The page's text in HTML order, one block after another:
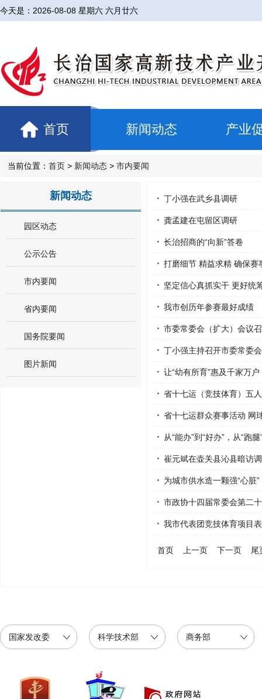
今天是： 2026-08-08 星期六 六月廿六
首页 新闻动态 产业
当前位置： 首页 > 新闻动态 > 市内要闻
新闻动态
园区动态
公示公告
市内要闻
省内要闻
国务院要闻
图片新闻
丁小强在武乡县调研
龚孟建在屯留区调研
长治招商的“向新”答卷
打磨细节 精益求精 确保赛
坚定信心真抓实干 更好统
我市创历年参赛最好成绩
市委常委会（扩大）会议
丁小强主持召开市委常委
让“幼有所育”惠及千家万户
省十七运（竞技体育）五
省十七运群众赛事活动 网
从“能办”到“好办”，从“
崔元斌在壶关县沁县暗访
为城市供水造一颗强“心脏”
市政协十四届常委会第二
我市代表团竞技体育项目
首页 上一页 下一页
国家发改委 科学技术部 商务部